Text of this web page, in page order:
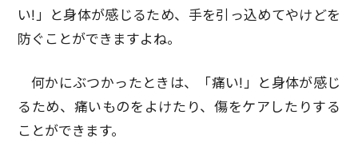
い!」と身体が感じるため、手を引っ込めてやけどを
防ぐことができますよね。
何かにぶつかったときは、「痛い!」と身体が感じ
るため、痛いものをよけたり、傷をケアしたりする
ことができます。